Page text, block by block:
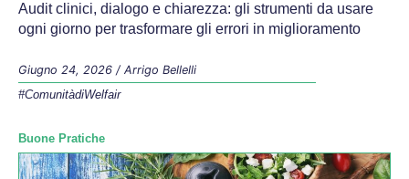
Audit clinici, dialogo e chiarezza: gli strumenti da usare
ogni giorno per trasformare gli errori in miglioramento
Giugno 24, 2026 / Arrigo Bellelli
#ComunitàdiWelfair
Buone Pratiche